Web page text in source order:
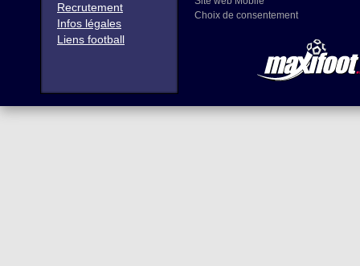
Recrutement
Infos légales
Liens football
Choix de consentement